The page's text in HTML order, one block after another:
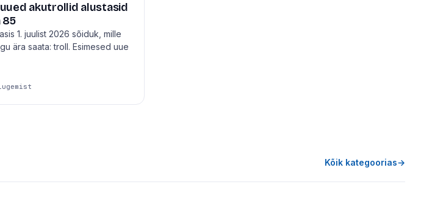
akutrollid alustasid
85
1. juulist 2026 sõiduk, mille
ära saata: troll. Esimesed uue
Kõik kategoorias→